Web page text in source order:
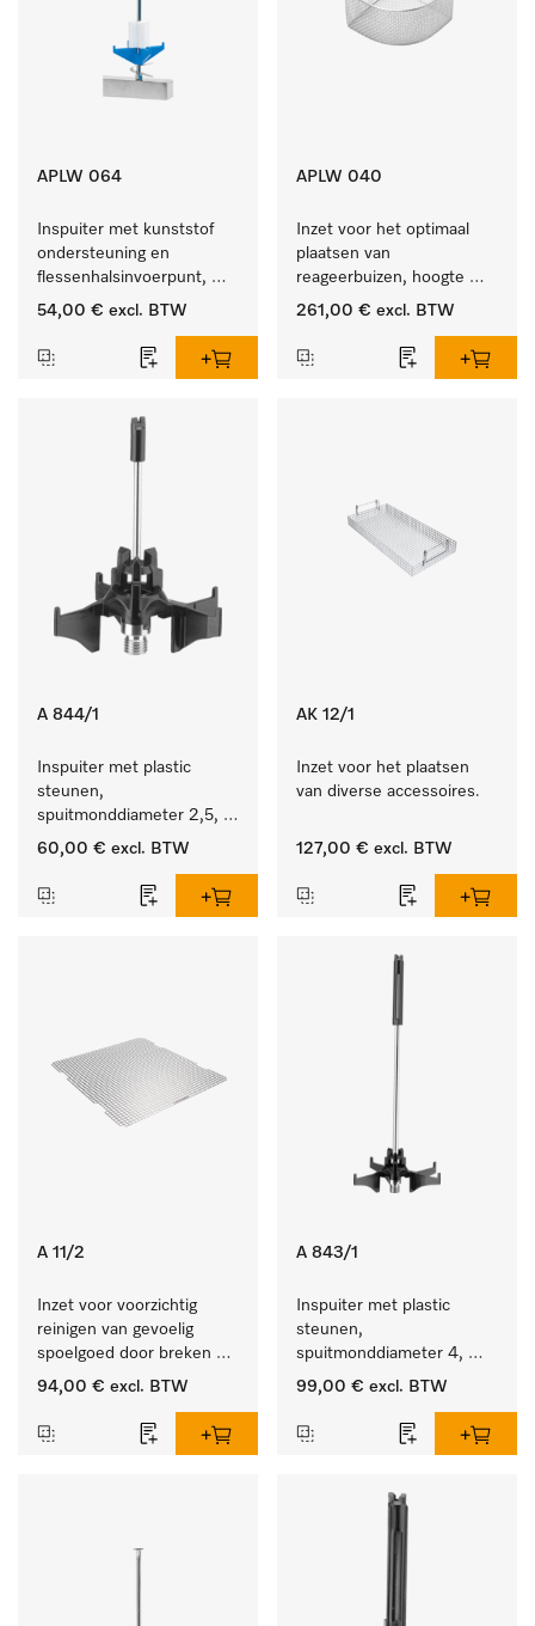
APLW 064
Inspuiter met kunststof
ondersteuning en
flessenhalsinvoerpunt,
ster, Ø 6, lengte 225 mm.
54,00 € excl. BTW
APLW 040
Inzet voor het optimaal
plaatsen van
reageerbuizen, hoogte
100 mm.
261,00 € excl. BTW
A 844/1
Inspuiter met plastic
steunen,
spuitmonddiameter 2,5,
lengte 80 mm, 5 stuks.
60,00 € excl. BTW
AK 12/1
Inzet voor het plaatsen
van diverse accessoires.
127,00 € excl. BTW
A 11/2
Inzet voor voorzichtig
reinigen van gevoelig
spoelgoed door breken
reinigingsstraal.
94,00 € excl. BTW
A 843/1
Inspuiter met plastic
steunen,
spuitmonddiameter 4,
lengte 185 mm, 5 stuks
99,00 € excl. BTW